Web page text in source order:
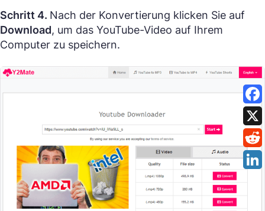
Schritt 4. Nach der Konvertierung klicken Sie auf
Download, um das YouTube-Video auf Ihrem
Computer zu speichern.